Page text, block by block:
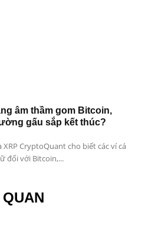
âm thầm gom Bitcoin,
gấu sắp kết thúc?
XRP CryptoQuant cho biết các ví cá
đối với Bitcoin,...